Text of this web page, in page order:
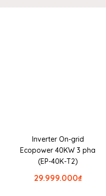
Inverter On-grid
Ecopower 40KW 3 pha
(EP-40K-T2)
₫
29.999.000